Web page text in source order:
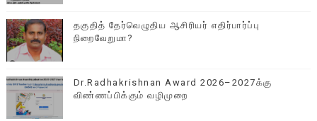
தகுதித் தேர்வெழுதிய ஆசிரியர் எதிர்பார்ப்பு
நிறைவேறுமா?
Dr.Radhakrishnan Award 2026–2027க்கு
விண்ணப்பிக்கும் வழிமுறை